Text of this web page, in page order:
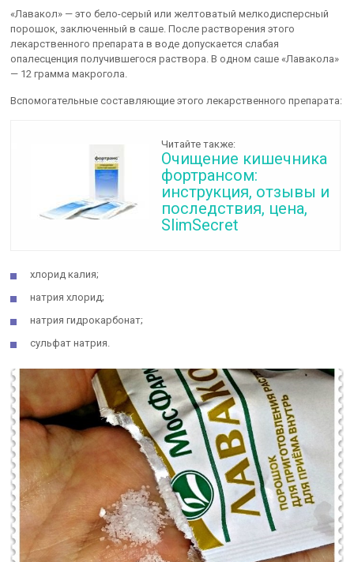
«Лавакол» — это бело-серый или желтоватый мелкодисперсный
порошок, заключенный в саше. После растворения этого
лекарственного препарата в воде допускается слабая
опалесценция получившегося раствора. В одном саше «Лавакола»
— 12 грамма макрогола.
Вспомогательные составляющие этого лекарственного препарата:
Читайте также:
Очищение кишечника
фортрансом:
инструкция, отзывы и
последствия, цена,
SlimSecret
хлорид калия;
натрия хлорид;
натрия гидрокарбонат;
сульфат натрия.